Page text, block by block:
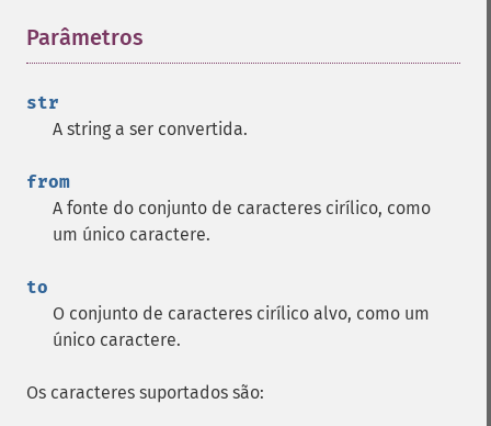
Parâmetros
str
A string a ser convertida.
from
A fonte do conjunto de caracteres cirílico, como
um único caractere.
to
O conjunto de caracteres cirílico alvo, como um
único caractere.
Os caracteres suportados são: